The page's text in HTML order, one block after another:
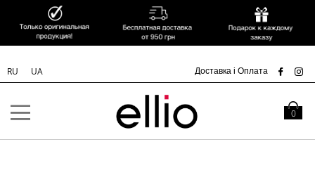
Skip to
RU UA Доставка і Оплата
Кошик
0